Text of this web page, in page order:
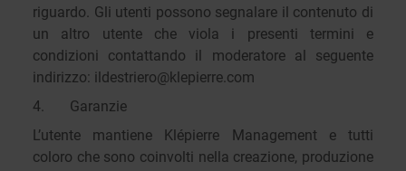
riguardo. Gli utenti possono segnalare il contenuto di
un altro utente che viola i presenti termini e
condizioni contattando il moderatore al seguente
indirizzo: ildestriero@klepierre.com
4. Garanzie
L’utente mantiene Klépierre Management e tutti
coloro che sono coinvolti nella creazione, produzione